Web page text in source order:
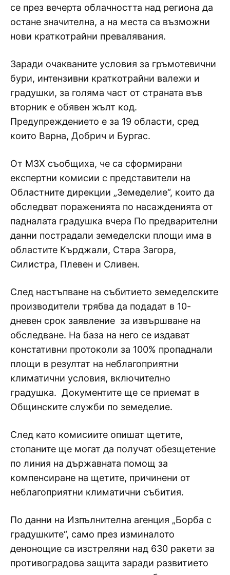
се през вечерта облачността над региона да
остане значителна, а на места са възможни
нови краткотрайни превалявания.
Заради очакваните условия за гръмотевични
бури, интензивни краткотрайни валежи и
градушки, за голяма част от страната във
вторник е обявен жълт код.
Предупреждението е за 19 области, сред
които Варна, Добрич и Бургас.
От МЗХ съобщиха, че са сформирани
експертни комисии с представители на
Областните дирекции „Земеделие“, които да
обследват пораженията по насажденията от
падналата градушка вчера По предварителни
данни пострадали земеделски площи има в
областите Кърджали, Стара Загора,
Силистра, Плевен и Сливен.
След настъпване на събитието земеделските
производители трябва да подадат в 10-
дневен срок заявление за извършване на
обследване. На база на него се издават
констативни протоколи за 100% пропаднали
площи в резултат на неблагоприятни
климатични условия, включително
градушка. Документите ще се приемат в
Общинските служби по земеделие.
След като комисиите опишат щетите,
стопаните ще могат да получат обезщетение
по линия на държавната помощ за
компенсиране на щетите, причинени от
неблагоприятни климатични събития.
По данни на Изпълнителна агенция „Борба с
градушките“, само през изминалото
денонощие са изстреляни над 630 ракети за
противоградова защита заради развитието